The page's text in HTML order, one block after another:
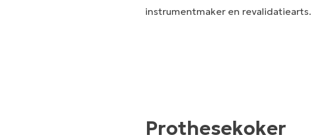
instrumentmaker en revalidatiearts.
Prothesekoker